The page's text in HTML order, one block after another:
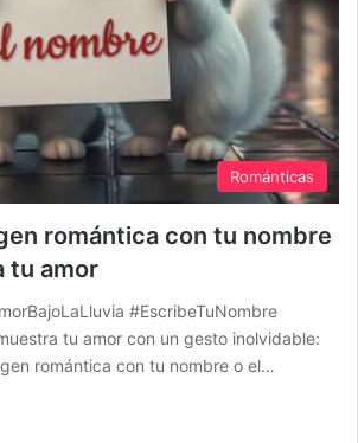
Románticas
romántica con tu nombre
tu amor
#EscribeTuNombre
tu amor con un gesto inolvidable:
romántica con tu nombre o el…